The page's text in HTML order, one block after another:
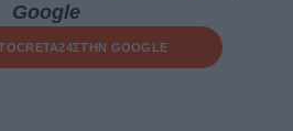
Google
CRETA24ΣΤΗΝ GOOGLE